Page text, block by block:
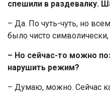
спешили в раздевалку.
– Да. По чуть-чуть, но
было чисто символически,
– Но сейчас-то можно
нарушить режим?
– Думаю, можно. Сейчас